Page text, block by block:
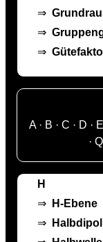
⇒
⇒
⇒
A· B · C · D · E
· Q
H
⇒
H-Ebene
⇒
Halbdipol